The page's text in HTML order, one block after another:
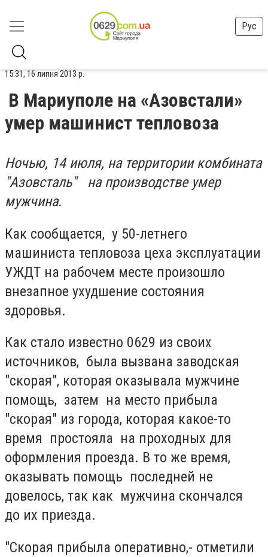
Рус
15:31, 16 липня 2013 р.
В Мариуполе на «Азовстали»
умер машинист тепловоза
Ночью, 14 июля, на территории комбината
"Азовсталь" на производстве умер
мужчина.
Как сообщается, у 50-летнего
машиниста тепловоза цеха эксплуатации
УЖДТ на рабочем месте произошло
внезапное ухудшение состояния
здоровья.
Как стало известно 0629 из своих
источников, была вызвана заводская
"скорая", которая оказывала мужчине
помощь, затем на место прибыла
"скорая" из города, которая какое-то
время простояла на проходных для
оформления проезда. В то же время,
оказывать помощь последней не
довелось, так как мужчина скончался
до их приезда.
"Скорая прибыла оперативно,- отметили